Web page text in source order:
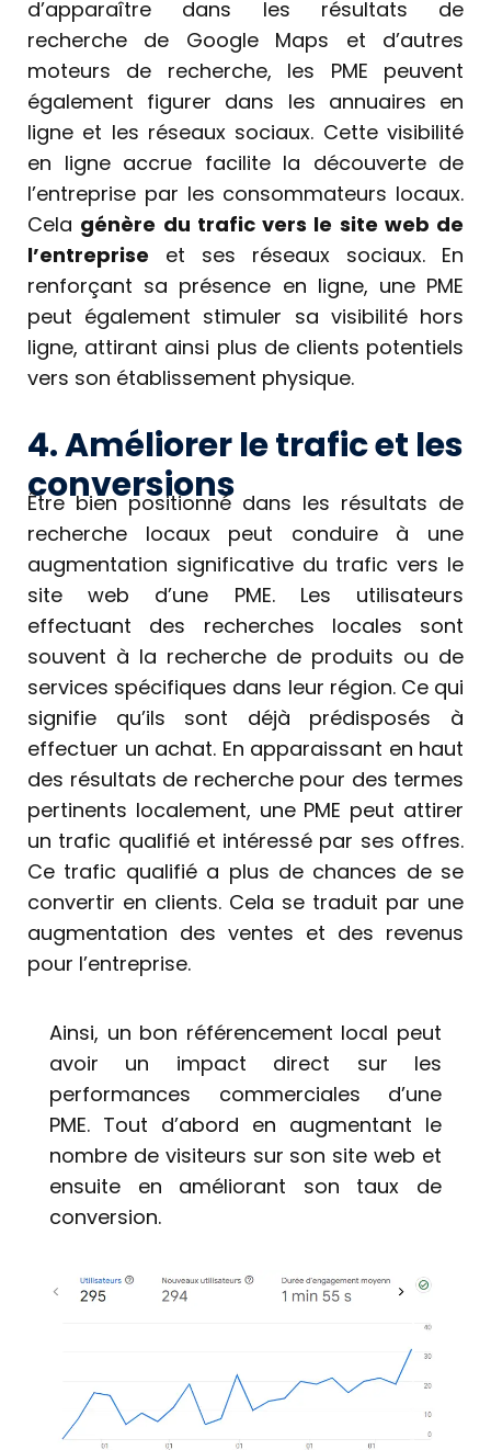
d’apparaître dans les résultats de
recherche de Google Maps et d’autres
moteurs de recherche, les PME peuvent
également figurer dans les annuaires en
ligne et les réseaux sociaux. Cette visibilité
en ligne accrue facilite la découverte de
l’entreprise par les consommateurs locaux.
Cela génère du trafic vers le site web de
l’entreprise et ses réseaux sociaux. En
renforçant sa présence en ligne, une PME
peut également stimuler sa visibilité hors
ligne, attirant ainsi plus de clients potentiels
vers son établissement physique.
4. Améliorer le trafic et les
conversions
Être bien positionné dans les résultats de
recherche locaux peut conduire à une
augmentation significative du trafic vers le
site web d’une PME. Les utilisateurs
effectuant des recherches locales sont
souvent à la recherche de produits ou de
services spécifiques dans leur région. Ce qui
signifie qu’ils sont déjà prédisposés à
effectuer un achat. En apparaissant en haut
des résultats de recherche pour des termes
pertinents localement, une PME peut attirer
un trafic qualifié et intéressé par ses offres.
Ce trafic qualifié a plus de chances de se
convertir en clients. Cela se traduit par une
augmentation des ventes et des revenus
pour l’entreprise.
Ainsi, un bon référencement local peut
avoir un impact direct sur les
performances commerciales d’une
PME. Tout d’abord en augmentant le
nombre de visiteurs sur son site web et
ensuite en améliorant son taux de
conversion.